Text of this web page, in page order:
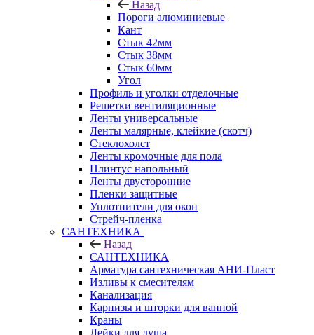
Назад
Пороги алюминиевые
Кант
Стык 42мм
Стык 38мм
Стык 60мм
Угол
Профиль и уголки отделочные
Решетки вентиляционные
Ленты универсальные
Ленты малярные, клейкие (скотч)
Стеклохолст
Ленты кромочные для пола
Плинтус напольный
Ленты двусторонние
Пленки защитные
Уплотнители для окон
Стрейч-пленка
САНТЕХНИКА
Назад
САНТЕХНИКА
Арматура сантехническая АНИ-Пласт
Изливы к смесителям
Канализация
Карнизы и шторки для ванной
Краны
Лейки для душа